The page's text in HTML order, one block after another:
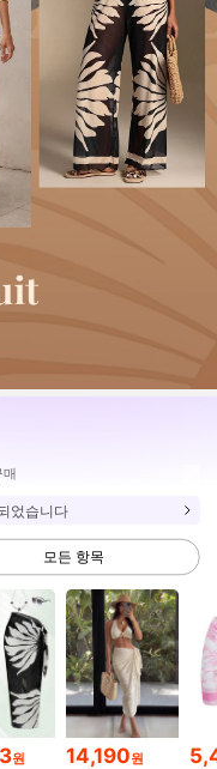
었습니다
모든 항목
원 14,190원